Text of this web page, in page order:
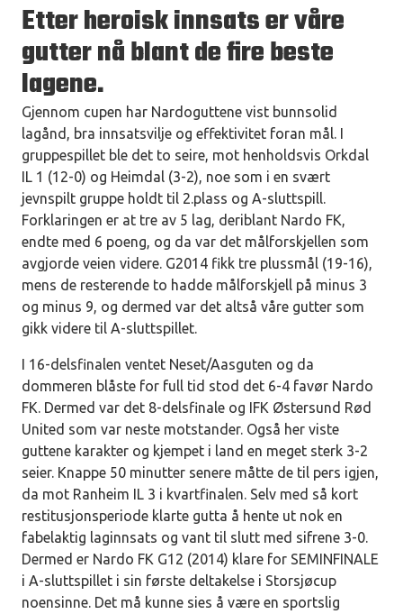
Etter heroisk innsats er våre
gutter nå blant de fire beste
lagene.
Gjennom cupen har Nardoguttene vist bunnsolid
lagånd, bra innsatsvilje og effektivitet foran mål. I
gruppespillet ble det to seire, mot henholdsvis Orkdal
IL 1 (12-0) og Heimdal (3-2), noe som i en svært
jevnspilt gruppe holdt til 2.plass og A-sluttspill.
Forklaringen er at tre av 5 lag, deriblant Nardo FK,
endte med 6 poeng, og da var det målforskjellen som
avgjorde veien videre. G2014 fikk tre plussmål (19-16),
mens de resterende to hadde målforskjell på minus 3
og minus 9, og dermed var det altså våre gutter som
gikk videre til A-sluttspillet.
I 16-delsfinalen ventet Neset/Aasguten og da
dommeren blåste for full tid stod det 6-4 favør Nardo
FK. Dermed var det 8-delsfinale og IFK Østersund Rød
United som var neste motstander. Også her viste
guttene karakter og kjempet i land en meget sterk 3-2
seier. Knappe 50 minutter senere måtte de til pers igjen,
da mot Ranheim IL 3 i kvartfinalen. Selv med så kort
restitusjonsperiode klarte gutta å hente ut nok en
fabelaktig laginnsats og vant til slutt med sifrene 3-0.
Dermed er Nardo FK G12 (2014) klare for SEMINFINALE
i A-sluttspillet i sin første deltakelse i Storsjøcup
noensinne. Det må kunne sies å være en sportslig